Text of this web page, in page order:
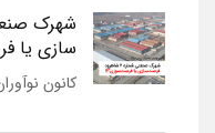
سازی یا
کانون